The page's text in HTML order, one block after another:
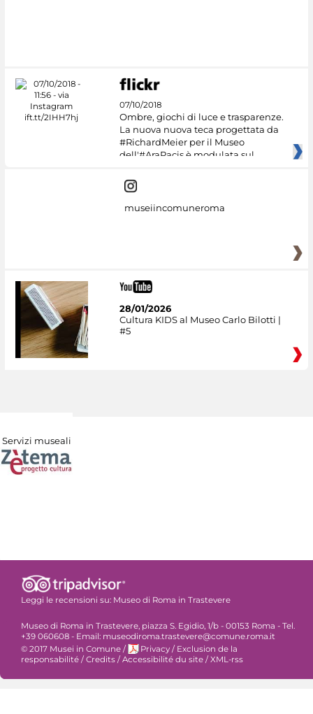
07/10/2018
Ombre, giochi di luce e trasparenze.
La nuova nuova teca progettata da
#RichardMeier per il Museo
dell'#AraPacis è modulata sul
museiincomuneroma
28/01/2026
Cultura KIDS al Museo Carlo Bilotti |
#5
Servizi museali
Leggi le recensioni su: Museo di Roma in Trastevere
Museo di Roma in Trastevere, piazza S. Egidio, 1/b - 00153 Roma - Tel.
+39 060608 - Email: museodiroma.trastevere@comune.roma.it
© 2017 Musei in Comune / Privacy / Exclusion de la
responsabilité /Credits /Accessibilité du site /XML-rss